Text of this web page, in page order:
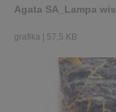
Agata SA_Lampa
grafika | 57,5 KB